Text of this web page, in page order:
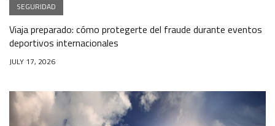
SEGURIDAD
Viaja preparado: cómo protegerte del fraude durante eventos
deportivos internacionales
JULY 17, 2026